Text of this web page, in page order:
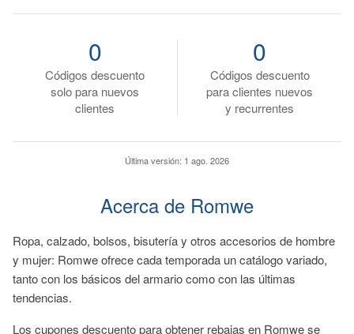
Códigos descuento
solo para nuevos
clientes
0
Códigos descuento
para clientes nuevos
y recurrentes
0
Última versión: 1 ago. 2026
Acerca de Romwe
Ropa, calzado, bolsos, bisutería y otros accesorios de hombre
y mujer: Romwe ofrece cada temporada un catálogo variado,
tanto con los básicos del armario como con las últimas
tendencias.
Los cupones descuento para obtener rebajas en Romwe se